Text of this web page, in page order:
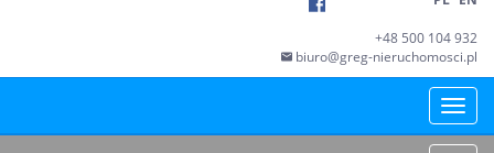
+48 500 104 932
biuro@greg-nieruchomosci.pl
Toggle